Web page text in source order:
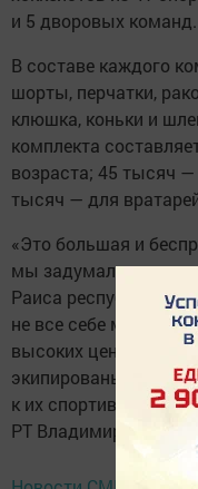
и 5 дворовых команд.
В составе каждого
шорты, перчатки,
клюшка, коньки и
комплекта
возраста; 45 тысяч —
тысяч — для
«Это большая и
мы задумали летом
Раиса республики ее
не все себе могут
высоких цен, но
экипированы и,
к их спортивному
РТ Владимир Леонов.